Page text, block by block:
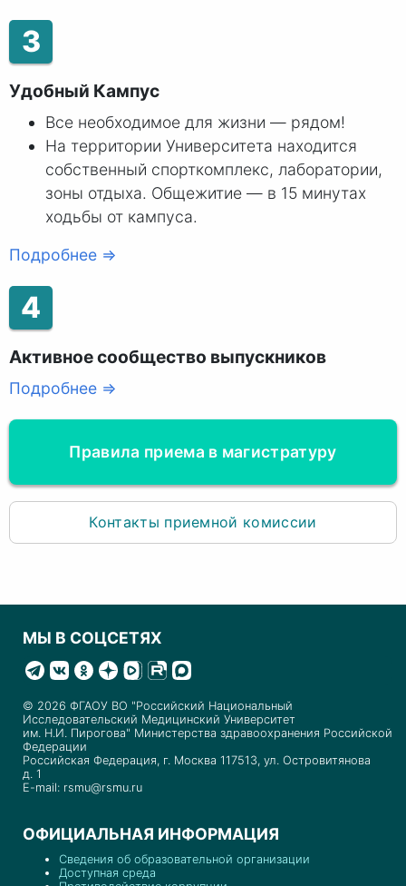
3
Удобный Кампус
Все необходимое для жизни — рядом!
На территории Университета находится
собственный спорткомплекс, лаборатории,
зоны отдыха. Общежитие — в 15 минутах
ходьбы от кампуса.
Подробнее ⇒
4
Активное сообщество выпускников
Подробнее ⇒
Правила приема в магистратуру
Контакты приемной комиссии
МЫ В СОЦСЕТЯХ
© 2026 ФГАОУ ВО "Российский Национальный
Исследовательский Медицинский Университет
им. Н.И. Пирогова" Министерства здравоохранения Российской
Федерации
Российская Федерация, г. Москва 117513, ул. Островитянова
д. 1
E-mail: rsmu@rsmu.ru
ОФИЦИАЛЬНАЯ ИНФОРМАЦИЯ
Сведения об образовательной организации
Доступная среда